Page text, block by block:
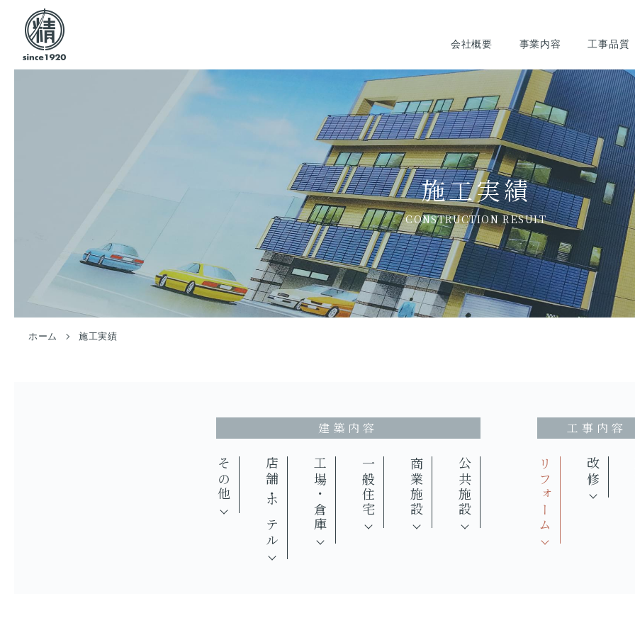
会社概要 事業内容 工事品質
施工実績
CONSTRUCTION RESULT
ホーム 施工実績
建築内容
公共施設
商業施設
一般住宅
工場・倉庫
店舗・ホテル
その他
工事内容
改修
リフォーム